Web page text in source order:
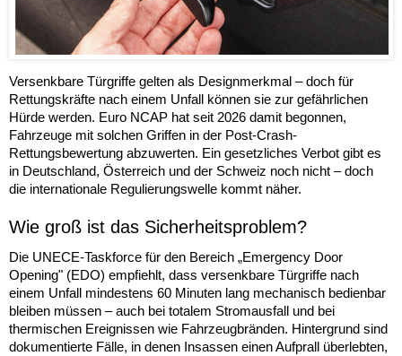
Versenkbare Türgriffe gelten als Designmerkmal – doch für
Rettungskräfte nach einem Unfall können sie zur gefährlichen
Hürde werden. Euro NCAP hat seit 2026 damit begonnen,
Fahrzeuge mit solchen Griffen in der Post-Crash-
Rettungsbewertung abzuwerten. Ein gesetzliches Verbot gibt es
in Deutschland, Österreich und der Schweiz noch nicht – doch
die internationale Regulierungswelle kommt näher.
Wie groß ist das Sicherheitsproblem?
Die UNECE-Taskforce für den Bereich „Emergency Door
Opening" (EDO) empfiehlt, dass versenkbare Türgriffe nach
einem Unfall mindestens 60 Minuten lang mechanisch bedienbar
bleiben müssen – auch bei totalem Stromausfall und bei
thermischen Ereignissen wie Fahrzeugbränden. Hintergrund sind
dokumentierte Fälle, in denen Insassen einen Aufprall überlebten,